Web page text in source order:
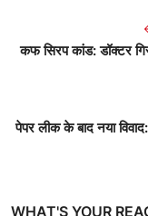
कफ सिरप कांड: डॉक्टर
पेपर लीक के बाद नया
WHAT'S YOUR